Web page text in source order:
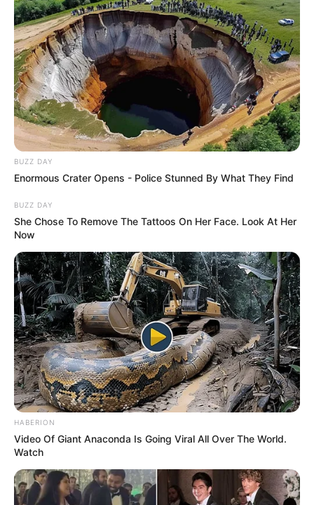
BUZZ DAY
Enormous Crater Opens - Police Stunned By What They Find
BUZZ DAY
She Chose To Remove The Tattoos On Her Face. Look At Her
Now
HABERION
Video Of Giant Anaconda Is Going Viral All Over The World.
Watch